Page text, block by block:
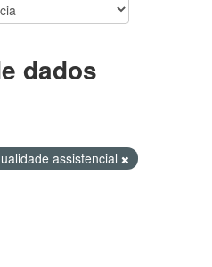
dados
assistencial